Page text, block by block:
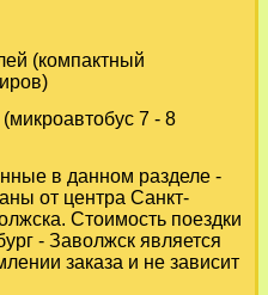
(компактный
7 - 8
в данном разделе -
от центра Санкт-
Стоимость поездки
- Заволжск является
заказа и не зависит